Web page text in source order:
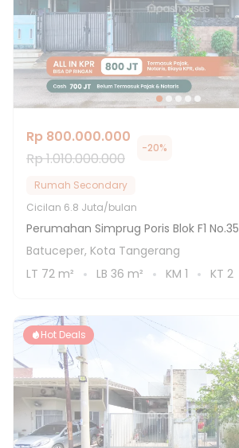
Rp 800.000.000
Rp 1.010.000.000
-20%
Rumah Secondary
Cicilan 6.8 Juta/bulan
Perumahan Simprug Poris Blok F1 No.35
Batuceper, Kota Tangerang
LT 72 m² LB 36 m² KM 1 KT 2
Hot Deals